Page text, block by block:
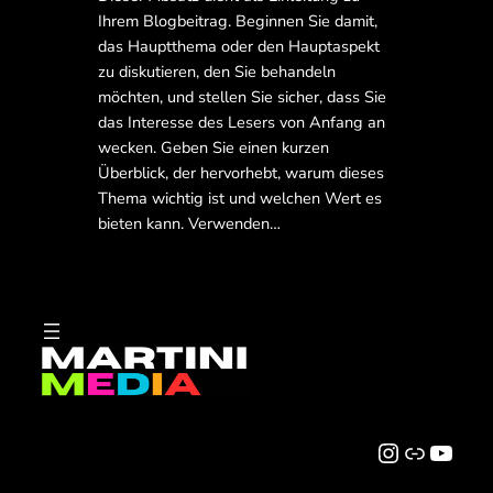
Ihrem Blogbeitrag. Beginnen Sie damit,
das Hauptthema oder den Hauptaspekt
zu diskutieren, den Sie behandeln
möchten, und stellen Sie sicher, dass Sie
das Interesse des Lesers von Anfang an
wecken. Geben Sie einen kurzen
Überblick, der hervorhebt, warum dieses
Thema wichtig ist und welchen Wert es
bieten kann. Verwenden…
Instagram Link YouTube